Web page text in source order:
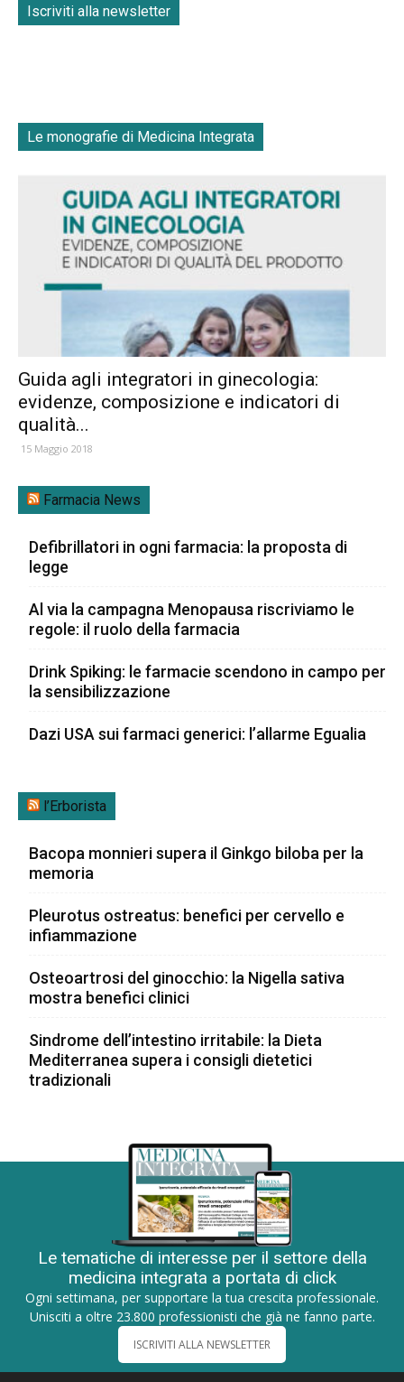
Iscriviti alla newsletter
Le monografie di Medicina Integrata
Guida agli integratori in ginecologia:
evidenze, composizione e indicatori di
qualità...
15 Maggio 2018
Farmacia News
Defibrillatori in ogni farmacia: la proposta di
legge
Al via la campagna Menopausa riscriviamo le
regole: il ruolo della farmacia
Drink Spiking: le farmacie scendono in campo per
la sensibilizzazione
Dazi USA sui farmaci generici: l’allarme Egualia
l’Erborista
Bacopa monnieri supera il Ginkgo biloba per la
memoria
Pleurotus ostreatus: benefici per cervello e
infiammazione
Osteoartrosi del ginocchio: la Nigella sativa
mostra benefici clinici
Sindrome dell’intestino irritabile: la Dieta
Mediterranea supera i consigli dietetici
tradizionali
Le tematiche di interesse per il settore della
medicina integrata a portata di click
Ogni settimana, per supportare la tua crescita professionale.
Unisciti a oltre 23.800 professionisti che già ne fanno parte.
ISCRIVITI ALLA NEWSLETTER